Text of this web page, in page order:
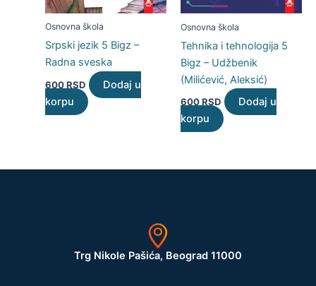
Osnovna škola
Srpski jezik 5 Bigz –
Radna sveska
600RSD
Dodaj u
korpu
Osnovna škola
Tehnika i tehnologija 5
Bigz – Udžbenik
(Milićević, Aleksić)
600RSD
Dodaj u
korpu
Trg Nikole Pašića, Beograd 11000